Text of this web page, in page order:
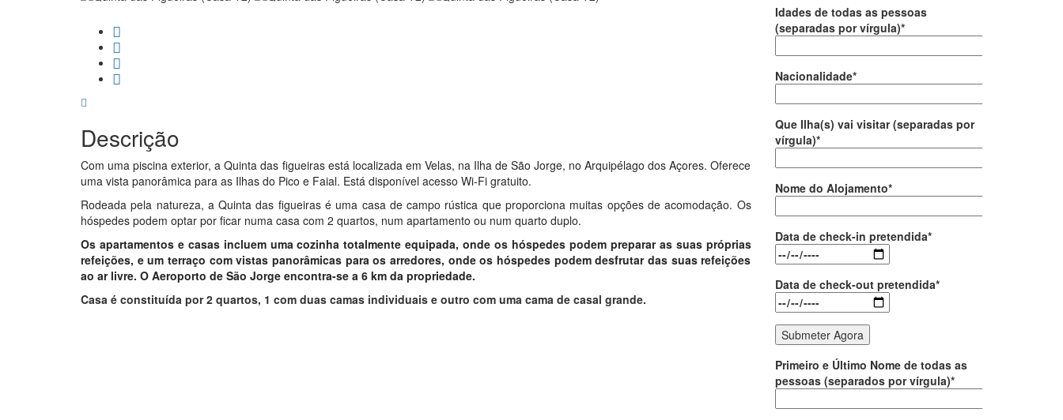
Descrição
Com uma piscina exterior, a Quinta das figueiras está localizada em Velas, na Ilha de São Jorge, no Arquipélago dos Açores. Oferece
uma vista panorâmica para as Ilhas do Pico e Faial. Está disponível acesso Wi-Fi gratuito.
Rodeada pela natureza, a Quinta das figueiras é uma casa de campo rústica que proporciona muitas opções de acomodação. Os
hóspedes podem optar por ficar numa casa com 2 quartos, num apartamento ou num quarto duplo.
Os apartamentos e casas incluem uma cozinha totalmente equipada, onde os hóspedes podem preparar as suas próprias
refeições, e um terraço com vistas panorâmicas para os arredores, onde os hóspedes podem desfrutar das suas refeições
ao ar livre. O Aeroporto de São Jorge encontra-se a 6 km da propriedade.
Casa é constituída por 2 quartos, 1 com duas camas individuais e outro com uma cama de casal grande.
Idades de todas as pessoas
(separadas por vírgula)*
Nacionalidade*
Que Ilha(s) vai visitar (separadas por
vírgula)*
Nome do Alojamento*
Data de check-in pretendida*
Data de check-out pretendida*
Primeiro e Último Nome de todas as
pessoas (separados por vírgula)*